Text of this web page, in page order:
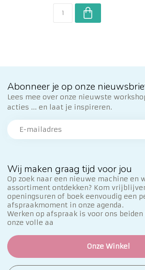
Wij maken graag tijd voor jou
Op zoek naar een nieuwe machine en
assortiment ontdekken? Kom
openingsuren of boek eenvoudig een
afspraakmoment in onze agenda.
Werken op afspraak is voor ons
onze volle aa
Onze Winkel
Abonneer je op onze
Lees mee over onze nieuwste
acties ... en laat je inspireren.